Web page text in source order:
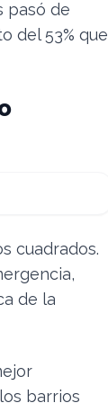
pasó de
del 53% que
cuadrados.
de la
barrios